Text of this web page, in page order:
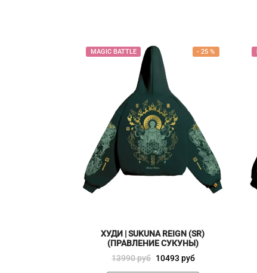
- 25 %
MAGIC BATTLE
ХУДИ | SUKUNA REIGN (SR)
(ПРАВЛЕНИЕ СУКУНЫ)
13990руб
Первоначальная
10493руб
Текущая